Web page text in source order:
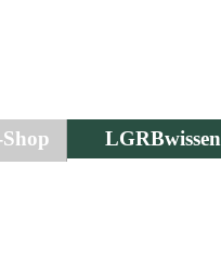
LGRBwissen